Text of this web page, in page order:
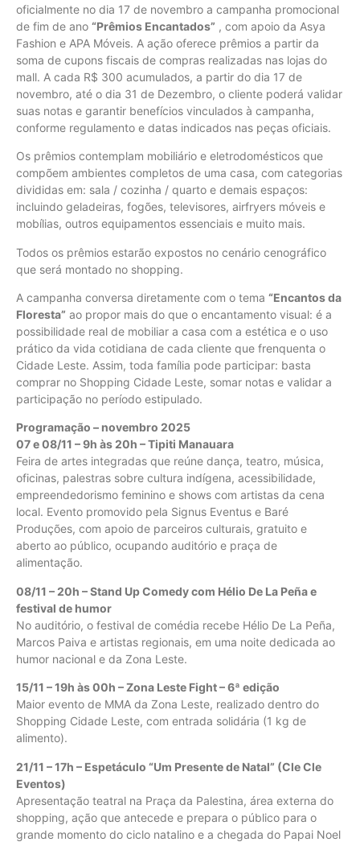
oficialmente no dia 17 de novembro a campanha promocional
de fim de ano “Prêmios Encantados” , com apoio da Asya
Fashion e APA Móveis. A ação oferece prêmios a partir da
soma de cupons fiscais de compras realizadas nas lojas do
mall. A cada R$ 300 acumulados, a partir do dia 17 de
novembro, até o dia 31 de Dezembro, o cliente poderá validar
suas notas e garantir benefícios vinculados à campanha,
conforme regulamento e datas indicados nas peças oficiais.
Os prêmios contemplam mobiliário e eletrodomésticos que
compõem ambientes completos de uma casa, com categorias
divididas em: sala / cozinha / quarto e demais espaços:
incluindo geladeiras, fogões, televisores, airfryers móveis e
mobílias, outros equipamentos essenciais e muito mais.
Todos os prêmios estarão expostos no cenário cenográfico
que será montado no shopping.
A campanha conversa diretamente com o tema “Encantos da
Floresta” ao propor mais do que o encantamento visual: é a
possibilidade real de mobiliar a casa com a estética e o uso
prático da vida cotidiana de cada cliente que frenquenta o
Cidade Leste. Assim, toda família pode participar: basta
comprar no Shopping Cidade Leste, somar notas e validar a
participação no período estipulado.
Programação – novembro 2025
07 e 08/11 – 9h às 20h – Tipiti Manauara
Feira de artes integradas que reúne dança, teatro, música,
oficinas, palestras sobre cultura indígena, acessibilidade,
empreendedorismo feminino e shows com artistas da cena
local. Evento promovido pela Signus Eventus e Baré
Produções, com apoio de parceiros culturais, gratuito e
aberto ao público, ocupando auditório e praça de
alimentação.
08/11 – 20h – Stand Up Comedy com Hélio De La Peña e
festival de humor
No auditório, o festival de comédia recebe Hélio De La Peña,
Marcos Paiva e artistas regionais, em uma noite dedicada ao
humor nacional e da Zona Leste.
15/11 – 19h às 00h – Zona Leste Fight – 6ª edição
Maior evento de MMA da Zona Leste, realizado dentro do
Shopping Cidade Leste, com entrada solidária (1 kg de
alimento).
21/11 – 17h – Espetáculo “Um Presente de Natal” (Cle Cle
Eventos)
Apresentação teatral na Praça da Palestina, área externa do
shopping, ação que antecede e prepara o público para o
grande momento do ciclo natalino e a chegada do Papai Noel